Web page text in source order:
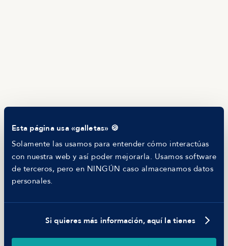
Esta página usa «galletas» 🍪
Solamente las usamos para entender cómo interactúas
con nuestra web y así poder mejorarla. Usamos software
de terceros, pero en NINGÚN caso almacenamos datos
personales.
Si quieres más información, aquí la tienes
Comparador de Procesos de Selección
Hiring report
MANFRED
Nosotros
Código ético
Parte de guerra
Trabajar en Manfred
©2026Manfred Tech S.L.U.